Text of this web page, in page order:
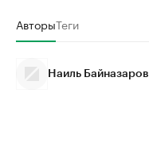
АвторыТеги
Наиль Байназаров